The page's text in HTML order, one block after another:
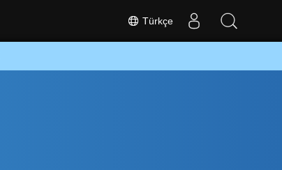
Türkçe